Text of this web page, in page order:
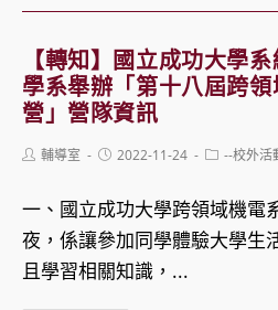
計
系
「朝
陽
聰
明
會
國
立
中
正
中
國
文
【轉知】國立成功大學
學系舉辦「第十八屆跨
營」營隊資訊
Post輔導室
Post2022-11-24
Post--校外活
一、國立成功大學跨領域機電
夜，係讓參加同學體驗大學生
且學習相關知識，...